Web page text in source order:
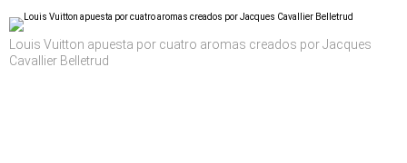
Louis Vuitton apuesta por cuatro aromas creados por Jacques
Cavallier Belletrud